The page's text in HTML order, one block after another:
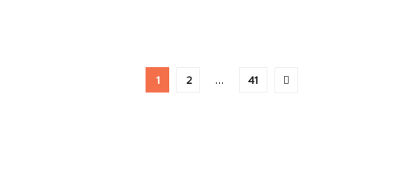
1 2 … 41